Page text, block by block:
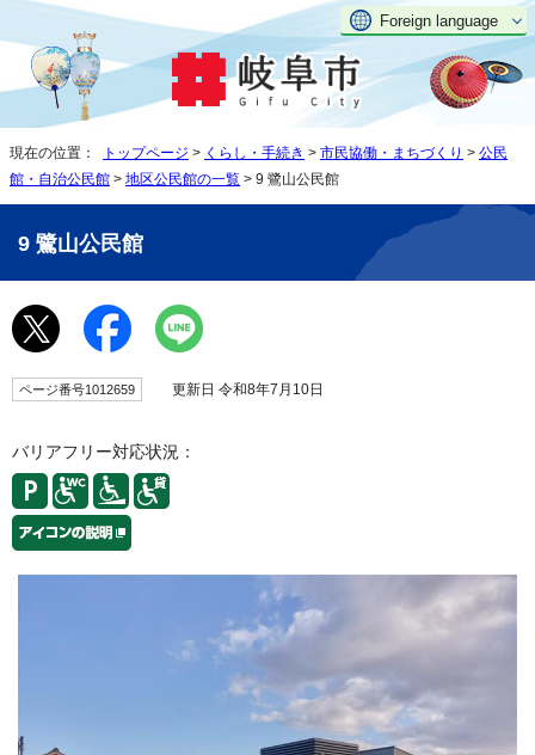
Foreign language
現在の位置： トップページ > くらし・手続き > 市民協働・まちづくり > 公民
館・自治公民館 > 地区公民館の一覧 > 9 鷺山公民館
9 鷺山公民館
ページ番号1012659 更新日 令和8年7月10日
バリアフリー対応状況：